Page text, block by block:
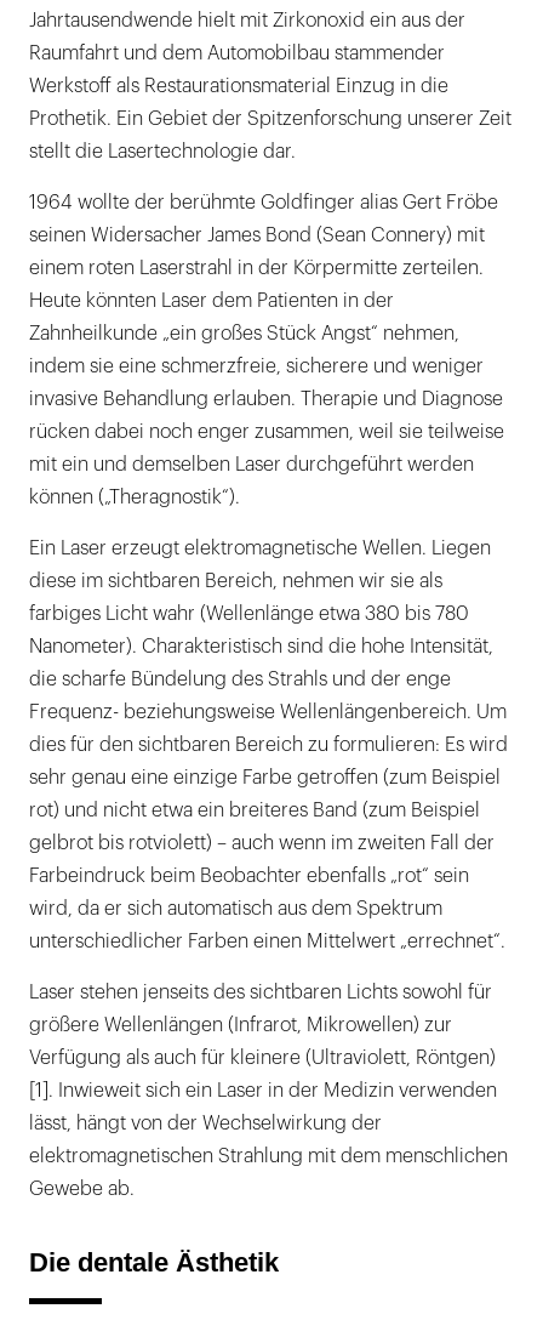
Jahrtausendwende hielt mit Zirkonoxid ein aus der
Raumfahrt und dem Automobilbau stammender
Werkstoff als Restaurationsmaterial Einzug in die
Prothetik. Ein Gebiet der Spitzenforschung unserer Zeit
stellt die Lasertechnologie dar.
1964 wollte der berühmte Goldfinger alias Gert Fröbe
seinen Widersacher James Bond (Sean Connery) mit
einem roten Laserstrahl in der Körpermitte zerteilen.
Heute könnten Laser dem Patienten in der
Zahnheilkunde „ein großes Stück Angst“ nehmen,
indem sie eine schmerzfreie, sicherere und weniger
invasive Behandlung erlauben. Therapie und Diagnose
rücken dabei noch enger zusammen, weil sie teilweise
mit ein und demselben Laser durchgeführt werden
können („Theragnostik“).
Ein Laser erzeugt elektromagnetische Wellen. Liegen
diese im sichtbaren Bereich, nehmen wir sie als
farbiges Licht wahr (Wellenlänge etwa 380 bis 780
Nanometer). Charakteristisch sind die hohe Intensität,
die scharfe Bündelung des Strahls und der enge
Frequenz- beziehungsweise Wellenlängenbereich. Um
dies für den sichtbaren Bereich zu formulieren: Es wird
sehr genau eine einzige Farbe getroffen (zum Beispiel
rot) und nicht etwa ein breiteres Band (zum Beispiel
gelbrot bis rotviolett) – auch wenn im zweiten Fall der
Farbeindruck beim Beobachter ebenfalls „rot“ sein
wird, da er sich automatisch aus dem Spektrum
unterschiedlicher Farben einen Mittelwert „errechnet“.
Laser stehen jenseits des sichtbaren Lichts sowohl für
größere Wellenlängen (Infrarot, Mikrowellen) zur
Verfügung als auch für kleinere (Ultraviolett, Röntgen)
[1]. Inwieweit sich ein Laser in der Medizin verwenden
lässt, hängt von der Wechselwirkung der
elektromagnetischen Strahlung mit dem menschlichen
Gewebe ab.
Die dentale Ästhetik